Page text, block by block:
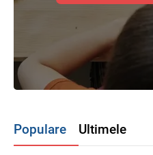
Populare Ultimele